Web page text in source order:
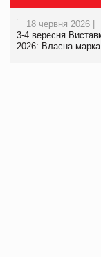
18 червня 2026 |
3-4 вересня
2026: Власна